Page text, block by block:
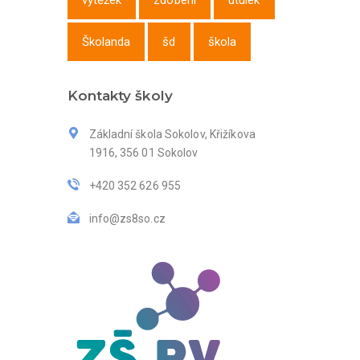
Školanda šd škola
Kontakty školy
Základní škola Sokolov, Křižíkova
1916, 356 01 Sokolov
+420 352 626 955
info@zs8so.cz